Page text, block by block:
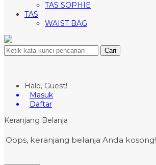
TAS SOPHIE
TAS
WAIST BAG
Cari
Halo, Guest!
Masuk
Daftar
Keranjang Belanja
Oops, keranjang belanja Anda kosong!